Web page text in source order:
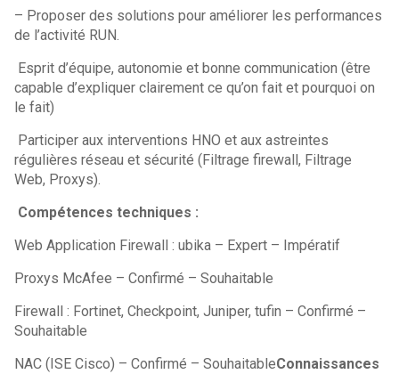
– Proposer des solutions pour améliorer les performances
de l’activité RUN.
Esprit d’équipe, autonomie et bonne communication (être
capable d’expliquer clairement ce qu’on fait et pourquoi on
le fait)
Participer aux interventions HNO et aux astreintes
régulières réseau et sécurité (Filtrage firewall, Filtrage
Web, Proxys).
Compétences techniques :
Web Application Firewall : ubika – Expert – Impératif
Proxys McAfee – Confirmé – Souhaitable
Firewall : Fortinet, Checkpoint, Juniper, tufin – Confirmé –
Souhaitable
NAC (ISE Cisco) – Confirmé – SouhaitableConnaissances